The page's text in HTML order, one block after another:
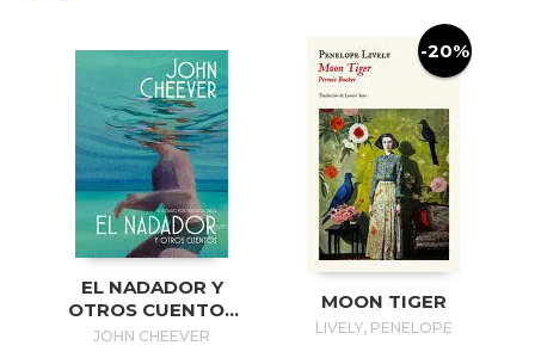
EL NADADOR Y
OTROS CUENTOS
(EDICIÓN
JOHN CHEEVER
-20%
MOON TIGER
LIVELY, PENELOPE